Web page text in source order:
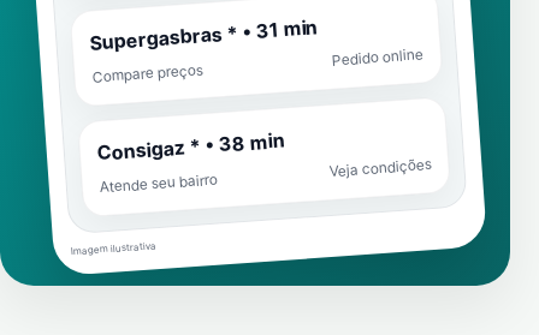
Supergasbras * • 31 min
Compare preços
Pedido online
Consigaz * • 38 min
Atende seu bairro
Veja condições
Imagem ilustrativa